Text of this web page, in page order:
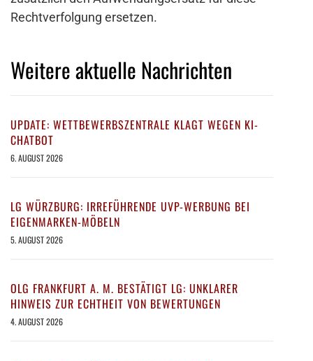
Rechtverfolgung ersetzen.
Weitere aktuelle Nachrichten
UPDATE: WETTBEWERBSZENTRALE KLAGT WEGEN KI-
CHATBOT
6. AUGUST 2026
LG WÜRZBURG: IRREFÜHRENDE UVP-WERBUNG BEI
EIGENMARKEN-MÖBELN
5. AUGUST 2026
OLG FRANKFURT A. M. BESTÄTIGT LG: UNKLARER
HINWEIS ZUR ECHTHEIT VON BEWERTUNGEN
4. AUGUST 2026